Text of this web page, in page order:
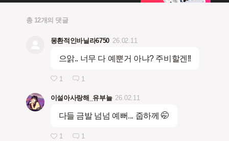
총 12개의 댓글
몽환적인바닐라6750 26.02.11
으앍.. 너무 다 예뿐거 아냐? 주비할겐!!
1 1
이설아사랑해_유부늘 26.02.11
다들 금발 넘넘 예뻐... 줍하께 🤭
1 1